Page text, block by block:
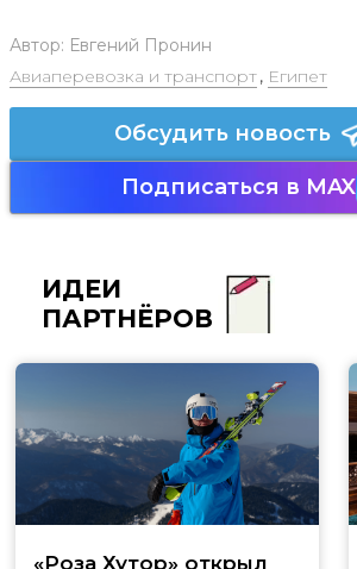
Автор: Евгений Пронин
Авиаперевозка и транспорт, Египет
Обсудить новость
Подписаться в MAX
ИДЕИ
ПАРТНЁРОВ
«Роза Хутор» открыл